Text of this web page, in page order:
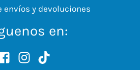
envíos y devoluciones
en: